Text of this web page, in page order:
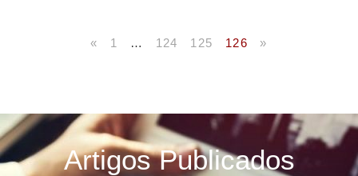
« 1 … 124 125 126 »
Artigos Publicados